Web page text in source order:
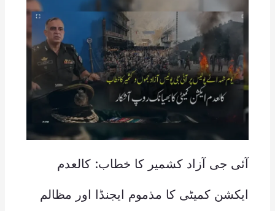
آئی جی آزاد کشمیر کا خطاب: کالعدم
ایکشن کمیٹی کا مذموم ایجنڈا اور مظالم